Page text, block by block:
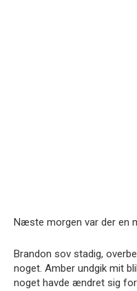
Næste morgen var der en
Brandon sov stadig,
noget. Amber undgik mit
noget havde ændret sig